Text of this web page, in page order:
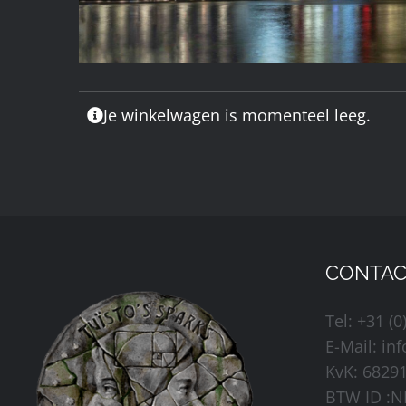
Je winkelwagen is momenteel leeg.
Tel: +31
E-Mail:
KvK:
BTW ID